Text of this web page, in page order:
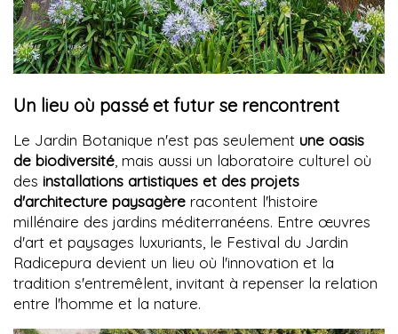
Un lieu où passé et futur se rencontrent
Le Jardin Botanique n'est pas seulement une oasis
de biodiversité, mais aussi un laboratoire culturel où
des installations artistiques et des projets
d'architecture paysagère racontent l'histoire
millénaire des jardins méditerranéens. Entre œuvres
d'art et paysages luxuriants, le Festival du Jardin
Radicepura devient un lieu où l'innovation et la
tradition s'entremêlent, invitant à repenser la relation
entre l'homme et la nature.